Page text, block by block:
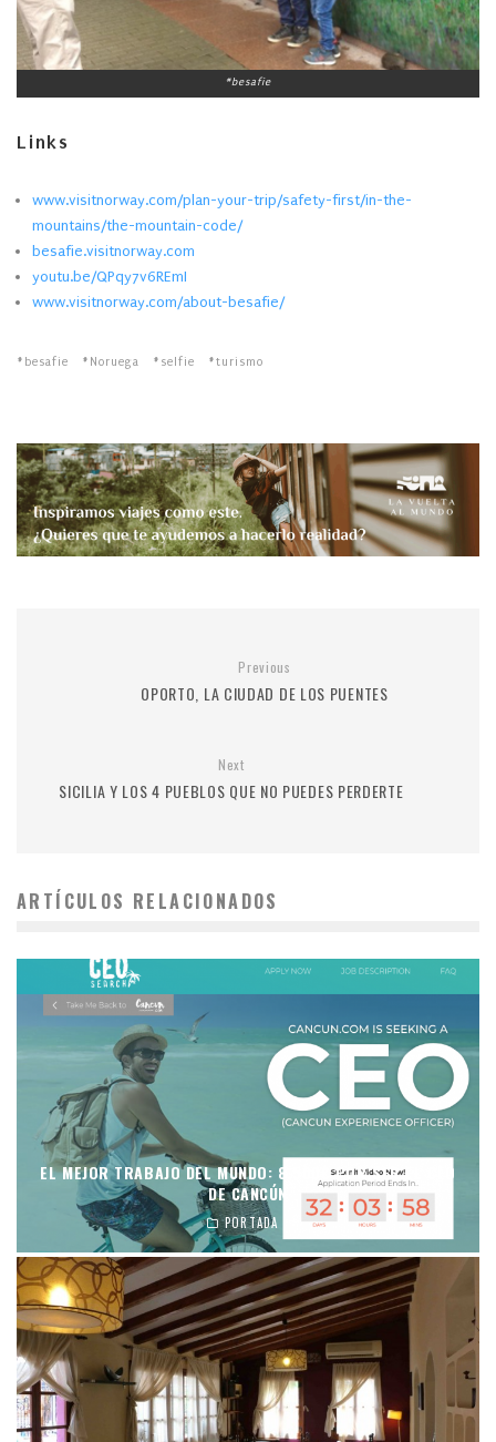
#besafie
Links
www.visitnorway.com/plan-your-trip/safety-first/in-the-
mountains/the-mountain-code/
besafie.visitnorway.com
youtu.be/QPqy7v6REmI
www.visitnorway.com/about-besafie/
besafie Noruega selfie turismo
Previous
OPORTO, LA CIUDAD DE LOS PUENTES
Next
SICILIA Y LOS 4 PUEBLOS QUE NO PUEDES PERDERTE
ARTÍCULOS RELACIONADOS
EL MEJOR TRABAJO DEL MUNDO: 8.500€ POR SER EL CEO
DE CANCÚN
PORTADA